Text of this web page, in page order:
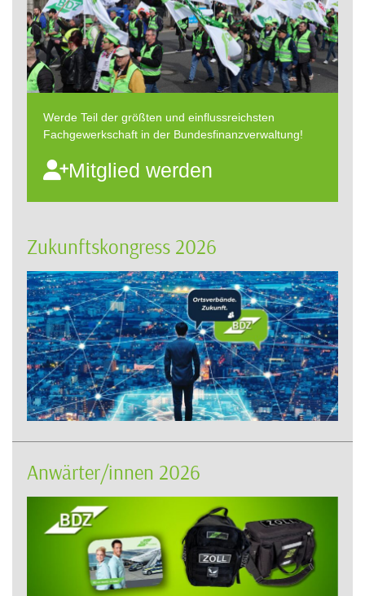
Werde Teil der größten und einflussreichsten
Fachgewerkschaft in der Bundesfinanzverwaltung!
Mitglied werden
Zukunftskongress 2026
Anwärter/innen 2026